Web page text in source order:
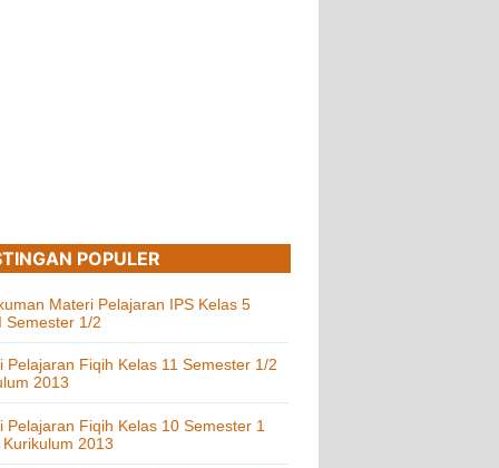
POPULER
Materi Pelajaran IPS Kelas 5
Semester 1/2
Pelajaran Fiqih Kelas 11 Semester 1/2
2013
Pelajaran Fiqih Kelas 10 Semester 1
2013